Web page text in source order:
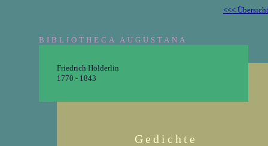
<<< Übersicht
BIBLIOTHECA AUGUSTANA
Friedrich Hölderlin
1770 - 1843
Gedichte